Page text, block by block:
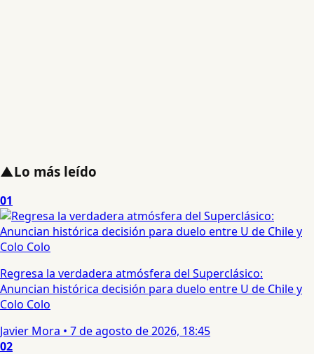
▲Lo más leído
01
Regresa la verdadera atmósfera del Superclásico:
Anuncian histórica decisión para duelo entre U de Chile y
Colo Colo
Javier Mora • 7 de agosto de 2026, 18:45
02